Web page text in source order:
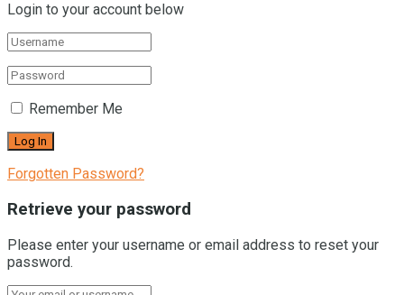
Login to your account below
Remember Me
Forgotten Password?
Retrieve your password
Please enter your username or email address to reset your
password.